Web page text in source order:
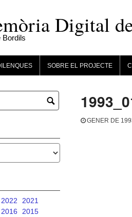
Digital
Bordils
SOBRE EL PROJECTE
GENER DE
2022
2021
2016
2015